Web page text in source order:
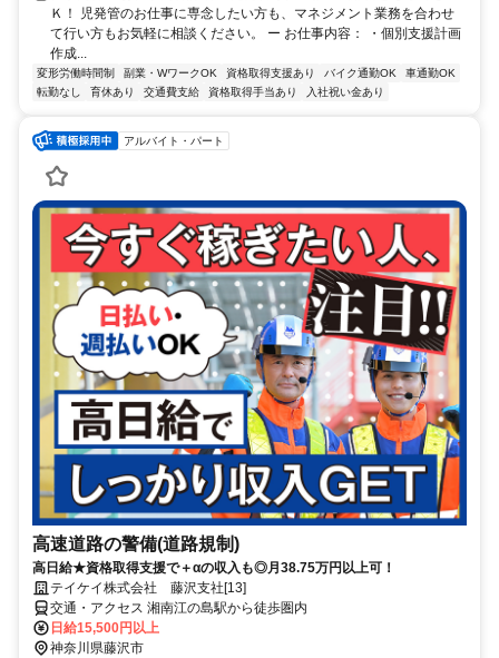
Ｋ！ 児発管のお仕事に専念したい方も、マネジメント業務を合わせ
て行い方もお気軽に相談ください。 ー お仕事内容： ・個別支援計画
作成...
変形労働時間制 副業・WワークOK 資格取得支援あり バイク通勤OK
車通勤OK
転勤なし
育休あり 交通費支給 資格取得手当あり 入社祝い金あり
アルバイト・パート
高速道路の警備(道路規制)
高日給★資格取得支援で＋αの収入も◎月38.75万円以上可！
テイケイ株式会社 藤沢支社[13]
交通・アクセス 湘南江の島駅から徒歩圏内
日給15,500円以上
神奈川県藤沢市